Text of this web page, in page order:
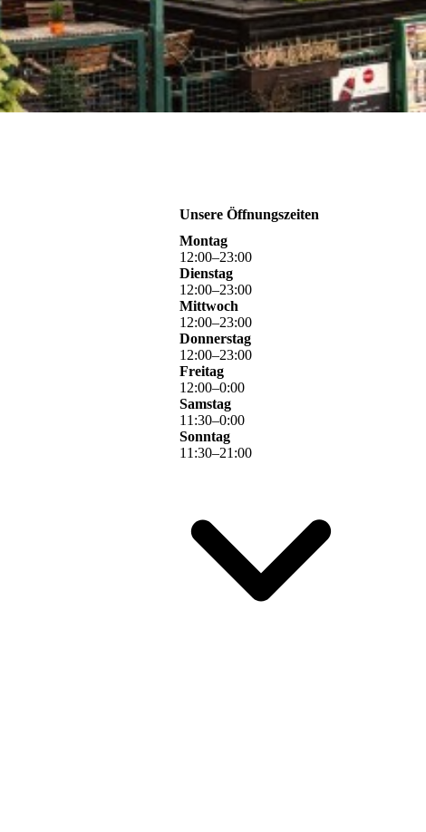
Unsere Öffnungszeiten
Montag
12:00–23:00
Dienstag
12:00–23:00
Mittwoch
12:00–23:00
Donnerstag
12:00–23:00
Freitag
12:00–0:00
Samstag
11 :30–0:00
Sonntag
11 :30–21 :00